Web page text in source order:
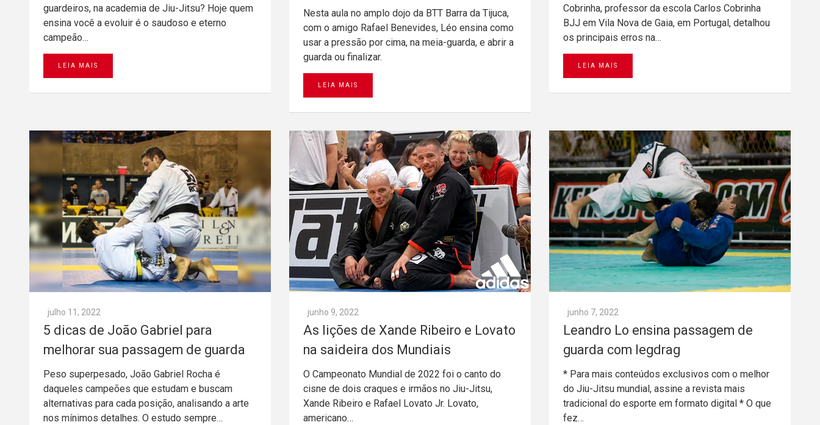
guardeiros, na academia de Jiu-Jitsu? Hoje quem
ensina você a evoluir é o saudoso e eterno
campeão…
LEIA MAIS
Nesta aula no amplo dojo da BTT Barra da Tijuca,
com o amigo Rafael Benevides, Léo ensina como
usar a pressão por cima, na meia-guarda, e abrir a
guarda ou finalizar.
LEIA MAIS
Cobrinha, professor da escola Carlos Cobrinha
BJJ em Vila Nova de Gaia, em Portugal, detalhou
os principais erros na…
LEIA MAIS
julho 11, 2022
5 dicas de João Gabriel para
melhorar sua passagem de guarda
Peso superpesado, João Gabriel Rocha é
daqueles campeões que estudam e buscam
alternativas para cada posição, analisando a arte
nos mínimos detalhes. O estudo sempre…
junho 9, 2022
As lições de Xande Ribeiro e Lovato
na saideira dos Mundiais
O Campeonato Mundial de 2022 foi o canto do
cisne de dois craques e irmãos no Jiu-Jitsu,
Xande Ribeiro e Rafael Lovato Jr. Lovato,
americano…
junho 7, 2022
Leandro Lo ensina passagem de
guarda com legdrag
* Para mais conteúdos exclusivos com o melhor
do Jiu-Jitsu mundial, assine a revista mais
tradicional do esporte em formato digital * O que
fez…